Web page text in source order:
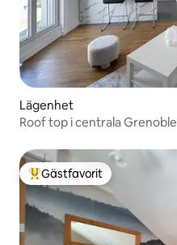
Lägenhet
Roof top i centrala Grenoble
Populär gästfavorit
Gästfavorit